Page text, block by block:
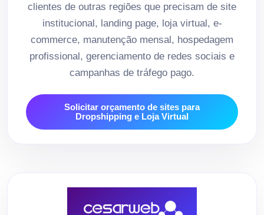
clientes de outras regiões que precisam de site
institucional, landing page, loja virtual, e-
commerce, manutenção mensal, hospedagem
profissional, gerenciamento de redes sociais e
campanhas de tráfego pago.
Solicitar orçamento de sites para
Dropshipping e Loja Virtual